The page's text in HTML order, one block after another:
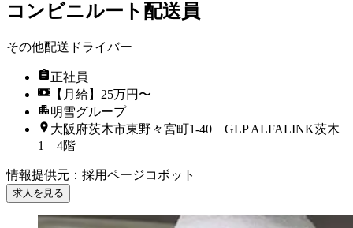
コンビニルート配送員
その他配送ドライバー
正社員
【月給】25万円〜
明雪グループ
大阪府茨木市東野々宮町1-40 GLP ALFALINK茨木
1 4階
情報提供元 ： 採用ページコボット
求人を見る